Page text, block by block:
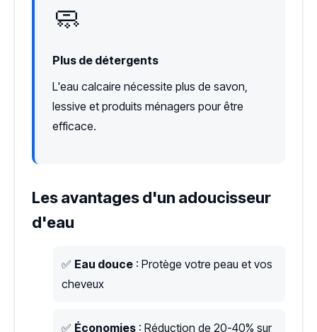
🧼
Plus de détergents
L'eau calcaire nécessite plus de savon,
lessive et produits ménagers pour être
efficace.
Les avantages d'un adoucisseur
d'eau
✅ Eau douce : Protège votre peau et vos
cheveux
✅ Économies : Réduction de 20-40% sur